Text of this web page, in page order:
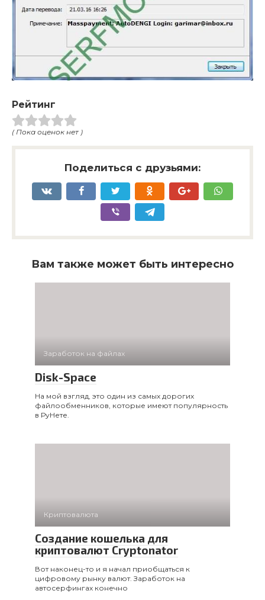
Рейтинг
( Пока оценок нет )
Поделиться с друзьями:
Вам также может быть интересно
Заработок на файлах
Disk-Space
На мой взгляд, это один из самых дорогих
файлообменников, которые имеют популярность
в РуНете.
Криптовалюта
Создание кошелька для
криптовалют Cryptonator
Вот наконец-то и я начал приобщаться к
цифровому рынку валют. Заработок на
автосерфингах конечно